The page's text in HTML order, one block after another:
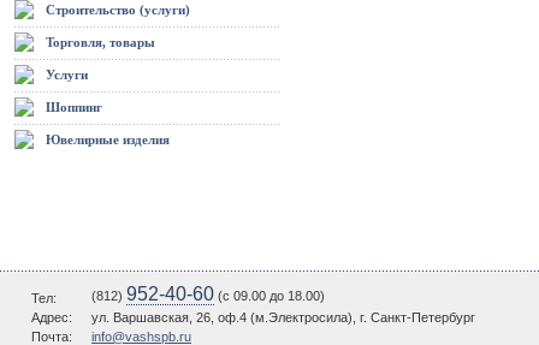
Строительство (услуги)
Торговля, товары
Услуги
Шоппинг
Ювелирные изделия
Тел: (812) 952-40-60 (c 09.00 до 18.00)
Адрес:
ул. Варшавская, 26, оф.4 (м.Электросила), г. Санкт-Петербург
Почта:
info@vashspb.ru